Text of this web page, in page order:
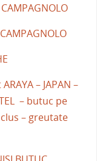
CAMPAGNOLO
– JAPAN –
– butuc pe
– greutate